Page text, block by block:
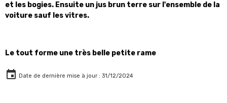
et les bogies. Ensuite un jus brun terre sur l'ensemble de la
voiture sauf les vitres.
Le tout forme une très belle petite rame
Date de dernière mise à jour : 31/12/2024